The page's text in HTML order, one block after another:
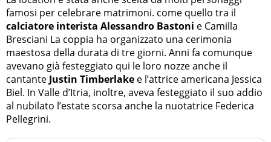
famosi per celebrare matrimoni. come quello tra il
calciatore interista Alessandro Bastoni e Camilla
Bresciani La coppia ha organizzato una cerimonia
maestosa della durata di tre giorni. Anni fa comunque
avevano già festeggiato qui le loro nozze anche il
cantante Justin Timberlake e l’attrice americana Jessica
Biel. In Valle d’Itria, inoltre, aveva festeggiato il suo addio
al nubilato l’estate scorsa anche la nuotatrice Federica
Pellegrini.